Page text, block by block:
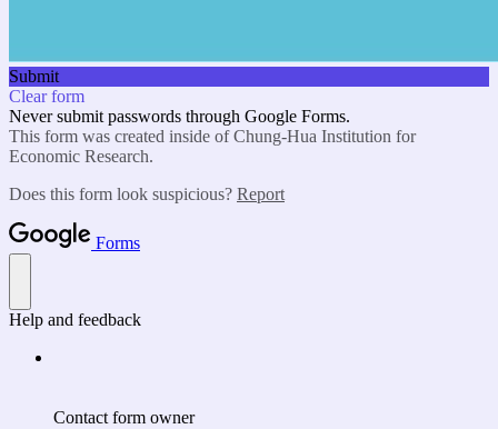
Submit
Clear form
Never submit passwords through Google Forms.
This form was created inside of Chung-Hua Institution for
Economic Research.
Does this form look suspicious? Report
Forms
Help and feedback
Contact form owner